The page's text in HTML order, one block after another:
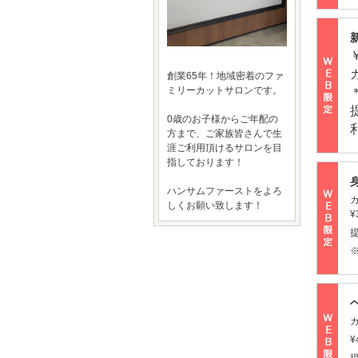
※
創業65年！地域密着のファ
ミリーカットサロンです。
0歳のお子様からご年配の
方まで、ご家族皆さんで生
涯ご利用頂けるサロンを目
指しております！
ハンサムファーストをよろ
しくお願い致します！